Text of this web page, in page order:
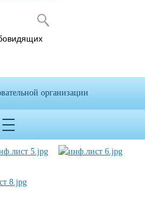
листки по ГИА
организации